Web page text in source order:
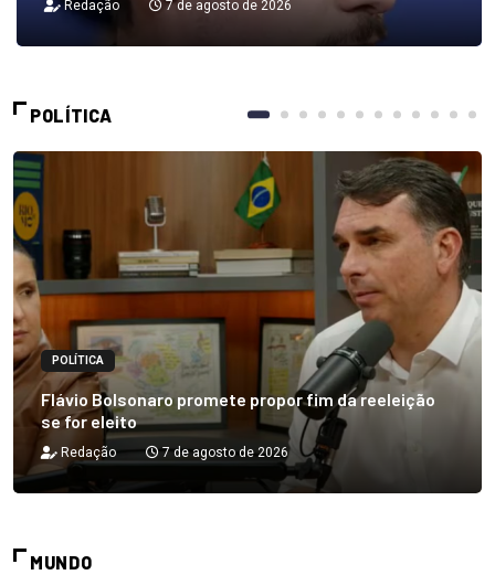
Redação 7 de agosto de 2026
POLÍTICA
POLÍTICA
Flávio Bolsonaro promete propor fim da reeleição
se for eleito
Redação 7 de agosto de 2026
MUNDO